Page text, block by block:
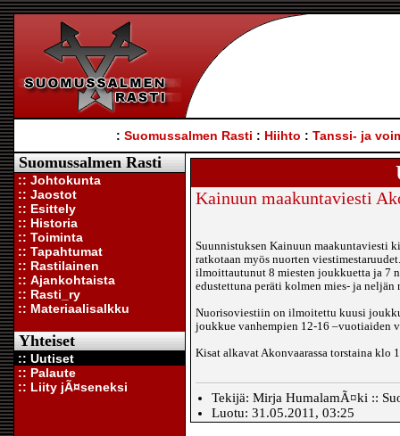
: Suomussalmen Rasti : Hiihto : Tanssi- ja
Suomussalmen Rasti
:: Johtokunta
:: Jaostot
:: Esittely
:: Historia
:: Toiminta
:: Tapahtumat
:: Rastilainen
:: Ajankohtaista
:: Rasti_ry
:: Materiaalisalkku
Yhteiset
:: Uutiset
:: Palaute
:: Liity jÃ¤seneksi
Kainuun maakuntaviesti
Suunnistuksen Kainuun maakuntaviesti
ratkotaan myös nuorten
ilmoittautunut 8 miesten joukkuetta ja 7
edustettuna peräti kolmen mies- ja
Nuorisoviestiin on ilmoitettu kuusi
joukkue vanhempien 12-16 –vuotiaiden
Kisat alkavat Akonvaarassa torstaina klo
Tekijä: Mirja HumalamÃ¤ki ::
Luotu: 31.05.2011, 03:25